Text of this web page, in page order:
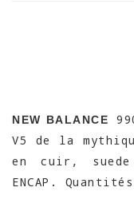
NEW BALANCE
V5 de la
en cuir,
ENCAP.